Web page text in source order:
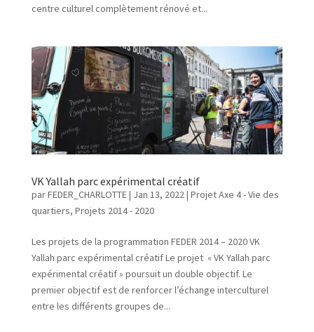
centre culturel complètement rénové et...
VK Yallah parc expérimental créatif
parFEDER_CHARLOTTE| Jan 13, 2022| Projet Axe 4 - Vie des
quartiers, Projets 2014 - 2020
Les projets de la programmation FEDER 2014 – 2020 VK
Yallah parc expérimental créatif Le projet « VK Yallah parc
expérimental créatif » poursuit un double objectif. Le
premier objectif est de renforcer l’échange interculturel
entre les différents groupes de...